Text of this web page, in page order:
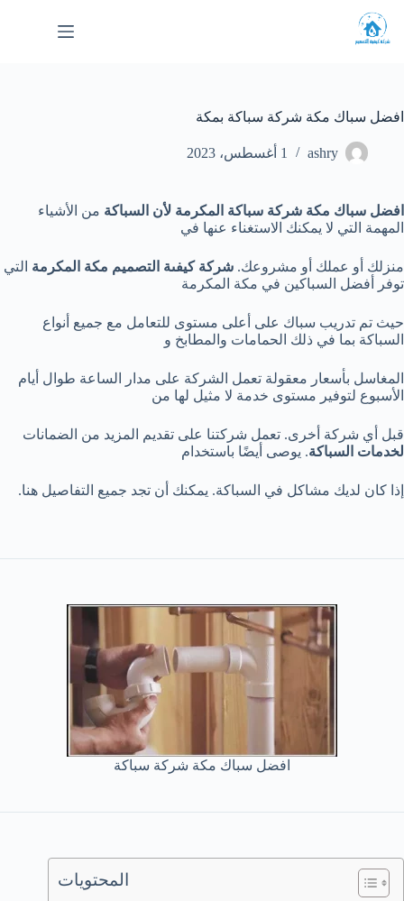
إلى
المحتوى
افضل سباك مكة شركة سباكة بمكة
ashry 1 أغسطس، 2023
افضل سباك مكة شركة سباكة المكرمة لأن السباكة من الأشياء
المهمة التي لا يمكنك الاستغناء عنها في
منزلك أو عملك أو مشروعك. شركة كيفىة التصميم مكة المكرمة التي
توفر أفضل السباكين في مكة المكرمة
حيث تم تدريب سباك على أعلى مستوى للتعامل مع جميع أنواع
السباكة بما في ذلك الحمامات والمطابخ و
المغاسل بأسعار معقولة تعمل الشركة على مدار الساعة طوال أيام
الأسبوع لتوفير مستوى خدمة لا مثيل لها من
قبل أي شركة أخرى. تعمل شركتنا على تقديم المزيد من الضمانات
لخدمات السباكة. يوصى أيضًا باستخدام
إذا كان لديك مشاكل في السباكة. يمكنك أن تجد جميع التفاصيل هنا.
افضل سباك مكة شركة سباكة
المحتويات